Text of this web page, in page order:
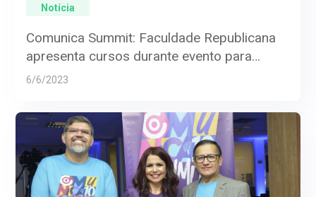
Notícia
Comunica Summit: Faculdade Republicana
apresenta cursos durante evento para
assessores parlamentares
6/6/2023